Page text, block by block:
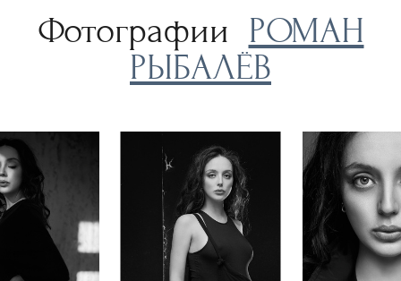
Фотографии РОМАН
РЫБАЛЁВ